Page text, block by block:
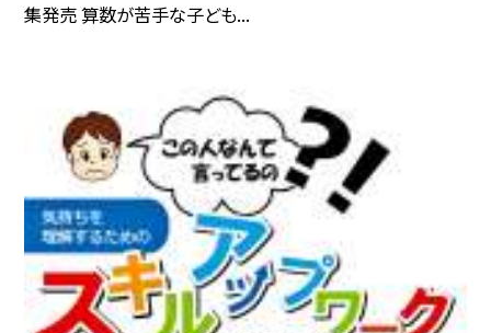
集発売 算数が苦手な子ども...